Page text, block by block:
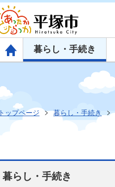
トップページ
暮らし・手続き
トップページ 暮らし・手続き
暮らし・手続き